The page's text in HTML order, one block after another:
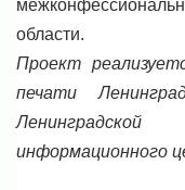
области.
Проект
печати
информационного